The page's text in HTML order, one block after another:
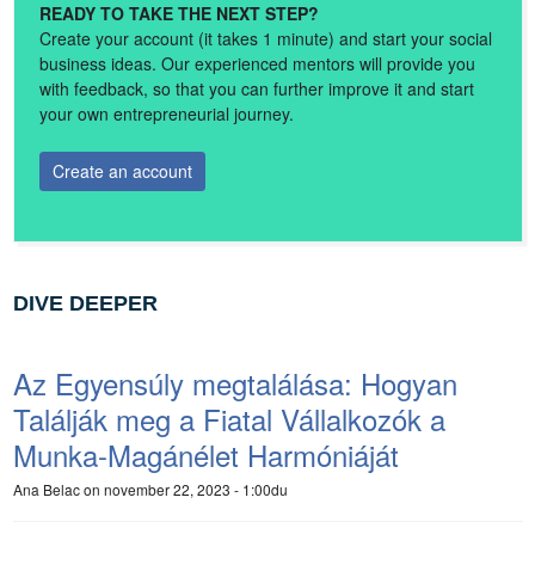
READY TO TAKE THE NEXT STEP?
Create your account (it takes 1 minute) and start your social
business ideas. Our experienced mentors will provide you
with feedback, so that you can further improve it and start
your own entrepreneurial journey.
Create an account
DIVE DEEPER
Az Egyensúly megtalálása: Hogyan
Találják meg a Fiatal Vállalkozók a
Munka-Magánélet Harmóniáját
Ana Belacon november 22, 2023 - 1:00du